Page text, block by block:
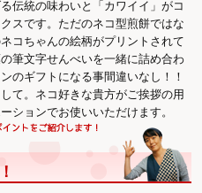
伝統の味わいと「カワイイ」がコ
スです。ただのネコ型煎餅ではな
コちゃんの絵柄がプリントされて
筆文字せんべいを一緒に詰め合わ
のギフトになる事間違いなし！！
て。ネコ好きな貴方がご挨拶の用
ションでお使いいただけます。